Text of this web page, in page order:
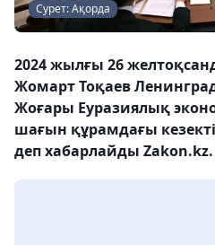
Сурет: Ақорда
2024 жылғы 26
Жомарт Тоқаев
Жоғары Еуразиялық
шағын құрамдағы
деп хабарлайды Zakon.kz.